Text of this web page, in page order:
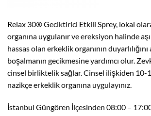
Relax 30® Geciktirici Etkili Sprey, lokal
organına uygulanır ve ereksiyon halinde
hassas olan erkeklik organının
boşalmanın gecikmesine yardımcı olur.
cinsel birliktelik sağlar. Cinsel ilişkiden 10-
nazikçe erkeklik organına uygulayınız.
İstanbul Güngören İlçesinden 08:00 –